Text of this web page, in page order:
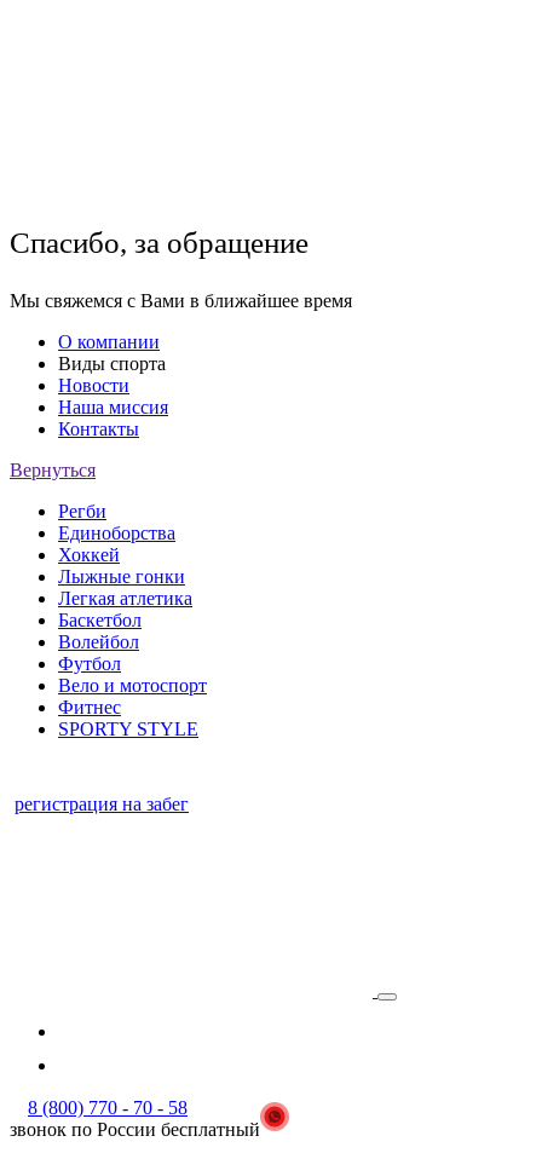
Спасибо, за обращение
Мы свяжемся с Вами в ближайшее время
О компании
Виды спорта
Новости
Наша миссия
Контакты
Вернуться
Регби
Единоборства
Хоккей
Лыжные гонки
Легкая атлетика
Баскетбол
Волейбол
Футбол
Вело и мотоспорт
Фитнес
SPORTY STYLE
регистрация на забег
8 (800) 770 - 70 - 58
звонок по России бесплатный